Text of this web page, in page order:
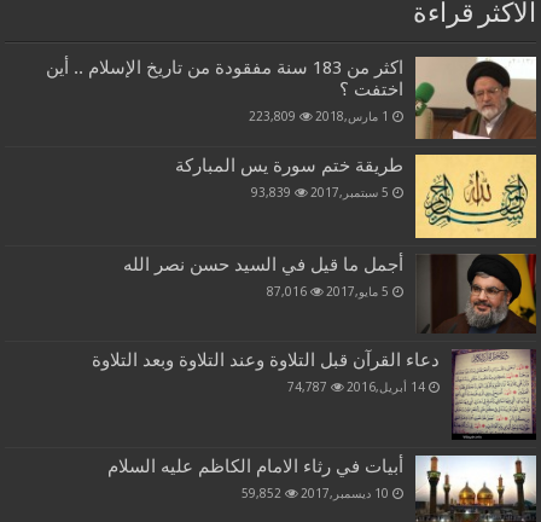
الاكثر قراءة
اكثر من 183 سنة مفقودة من تاريخ الإسلام .. أين
اختفت ؟
1 مارس,2018 223,809
طريقة ختم سورة يس المباركة
5 سبتمبر,2017 93,839
أجمل ما قيل في السيد حسن نصر الله
5 مايو,2017 87,016
دعاء القرآن قبل التلاوة وعند التلاوة وبعد التلاوة
14 أبريل,2016 74,787
أبيات في رثاء الامام الكاظم عليه السلام
10 ديسمبر,2017 59,852